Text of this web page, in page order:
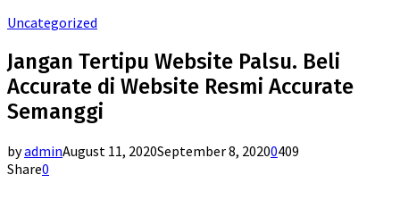
Uncategorized
Jangan Tertipu Website Palsu. Beli
Accurate di Website Resmi Accurate
Semanggi
byadminAugust 11, 2020September 8, 20200409
Share0